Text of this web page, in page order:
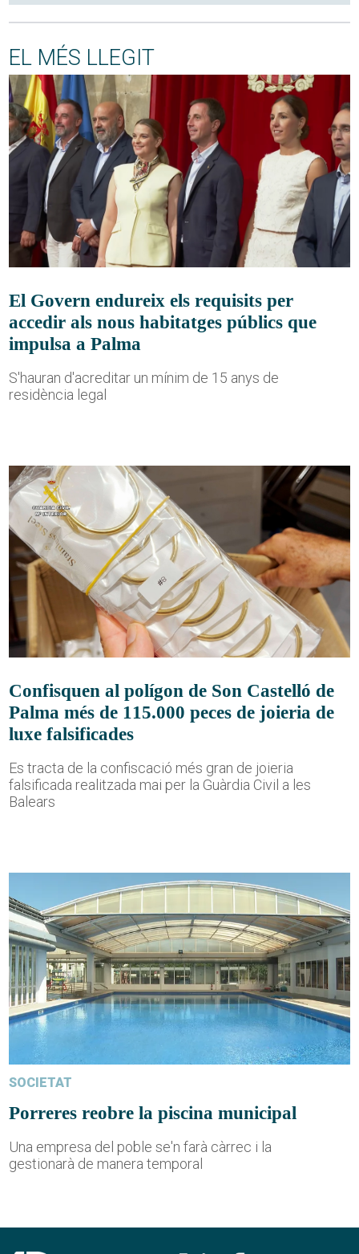
EL MÉS LLEGIT
El Govern endureix els requisits per
accedir als nous habitatges públics que
impulsa a Palma
S'hauran d'acreditar un mínim de 15 anys de
residència legal
Confisquen al polígon de Son Castelló de
Palma més de 115.000 peces de joieria de
luxe falsificades
Es tracta de la confiscació més gran de joieria
falsificada realitzada mai per la Guàrdia Civil a les
Balears
SOCIETAT
Porreres reobre la piscina municipal
Una empresa del poble se'n farà càrrec i la
gestionarà de manera temporal